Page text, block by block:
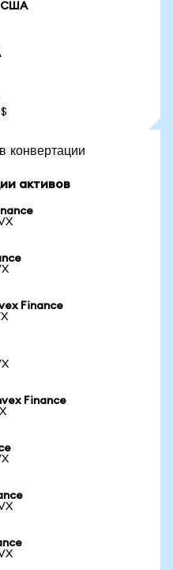
США
конвертации
активов
Finance
Finance